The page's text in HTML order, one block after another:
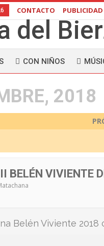
CONTACTO PUBLICIDAD
CON NIÑOS
2018
BELÉN VIVIENTE